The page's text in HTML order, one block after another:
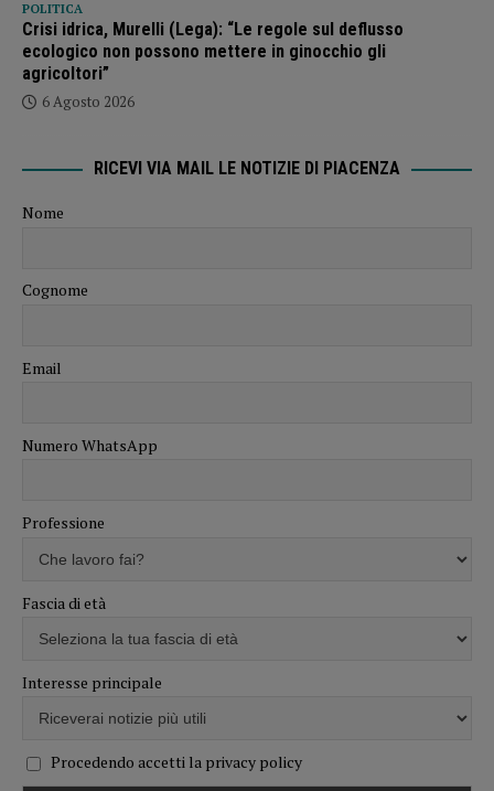
POLITICA
Crisi idrica, Murelli (Lega): “Le regole sul deflusso
ecologico non possono mettere in ginocchio gli
agricoltori”
6 Agosto 2026
RICEVI VIA MAIL LE NOTIZIE DI PIACENZA
Nome
Cognome
Email
Numero WhatsApp
Professione
Fascia di età
Interesse principale
Procedendo accetti la privacy policy